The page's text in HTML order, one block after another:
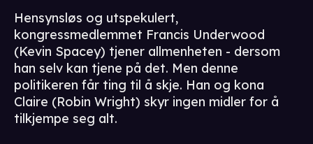
Hensynsløs og utspekulert,
kongressmedlemmet Francis Underwood
(Kevin Spacey) tjener allmenheten - dersom
han selv kan tjene på det. Men denne
politikeren får ting til å skje. Han og kona
Claire (Robin Wright) skyr ingen midler for å
tilkjempe seg alt.